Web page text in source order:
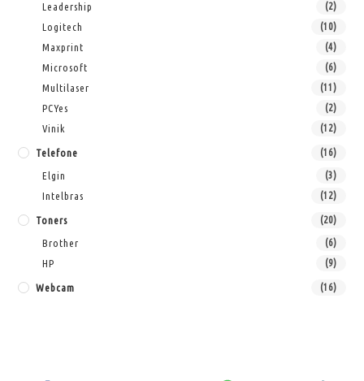
Leadership (2)
Logitech (10)
Maxprint (4)
Microsoft (6)
Multilaser (11)
PCYes (2)
Vinik (12)
Telefone (16)
Elgin (3)
Intelbras (12)
Toners (20)
Brother (6)
HP (9)
Webcam (16)